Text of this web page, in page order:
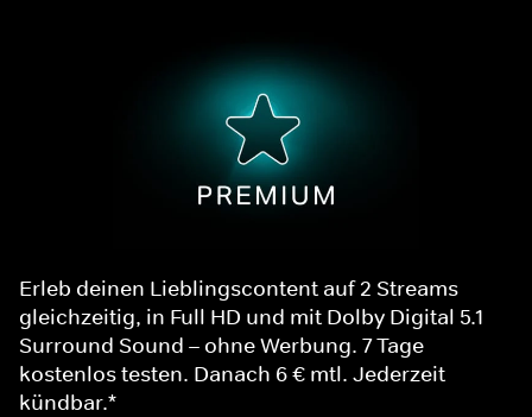
Erleb deinen Lieblingscontent auf 2 Streams
gleichzeitig, in Full HD und mit Dolby Digital 5.1
Surround Sound – ohne Werbung. 7 Tage
kostenlos testen. Danach 6 € mtl. Jederzeit
kündbar.*